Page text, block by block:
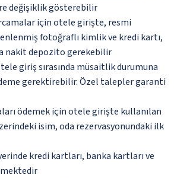
değişiklik gösterebilir
için otele girişte, resmi
fotoğraflı kimlik ve kredi kartı,
nakit depozito gerekebilir
giriş sırasında müsaitlik durumuna
gerektirebilir. Özel talepler garanti
ödemek için otele girişte kullanılan
isim, oda rezervasyonundaki ilk
kredi kartları, banka kartları ve